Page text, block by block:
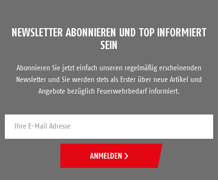
NEWSLETTER ABONNIEREN UND TOP INFORMIERT
SEIN
Abonnieren Sie jetzt einfach unseren regelmäßig erscheinenden
Newsletter und Sie werden stets als Erster über neue Artikel und
Angebote bezüglich Feuerwehrbedarf informiert.
ANMELDEN